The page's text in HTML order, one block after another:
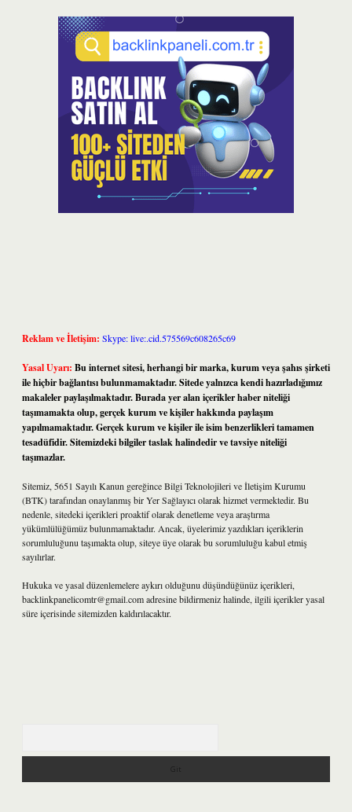
Reklam ve İletişim: Skype: live:.cid.575569c608265c69
Yasal Uyarı: Bu internet sitesi, herhangi bir marka, kurum veya şahıs şirketi
ile hiçbir bağlantısı bulunmamaktadır. Sitede yalnızca kendi hazırladığımız
makaleler paylaşılmaktadır. Burada yer alan içerikler haber niteliği
taşımamakta olup, gerçek kurum ve kişiler hakkında paylaşım
yapılmamaktadır. Gerçek kurum ve kişiler ile isim benzerlikleri tamamen
tesadüfidir. Sitemizdeki bilgiler taslak halindedir ve tavsiye niteliği
taşımazlar.
Sitemiz, 5651 Sayılı Kanun gereğince Bilgi Teknolojileri ve İletişim Kurumu
(BTK) tarafından onaylanmış bir Yer Sağlayıcı olarak hizmet vermektedir. Bu
nedenle, sitedeki içerikleri proaktif olarak denetleme veya araştırma
yükümlülüğümüz bulunmamaktadır. Ancak, üyelerimiz yazdıkları içeriklerin
sorumluluğunu taşımakta olup, siteye üye olarak bu sorumluluğu kabul etmiş
sayılırlar.
Hukuka ve yasal düzenlemelere aykırı olduğunu düşündüğünüz içerikleri,
backlinkpanelicomtr@gmail.comadresine bildirmeniz halinde, ilgili içerikler yasal
süre içerisinde sitemizden kaldırılacaktır.